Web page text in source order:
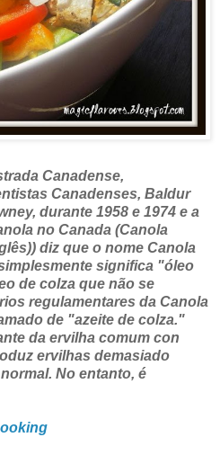
Canadense,
Canadenses, Baldur
durante 1958 e 1974 e a
no Canada (Canola
diz que o nome Canola
significa "óleo
de colza que não se
regulamentares da Canola
de "azeite de colza."
da ervilha comum con
ervilhas demasiado
No entanto, é